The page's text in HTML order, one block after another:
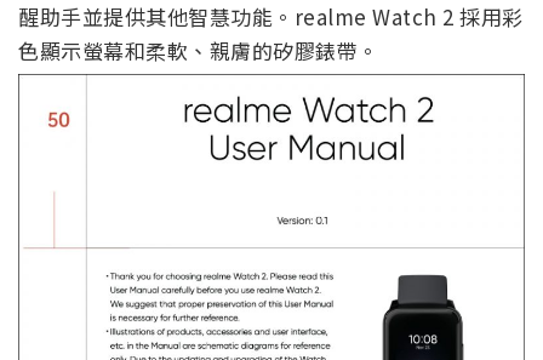
醒助手並提供其他智慧功能。realme Watch 2 採用彩
色顯示螢幕和柔軟、親膚的矽膠錶帶。